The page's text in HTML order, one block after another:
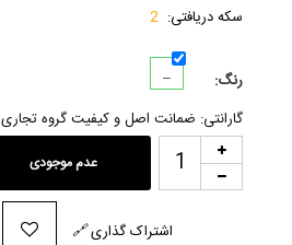
سکه دریافتی: 2
رنگ: _
گارانتی: ضمانت اصل و کیفیت گروه
عدم موجودی
🔗اشتراک گذاری